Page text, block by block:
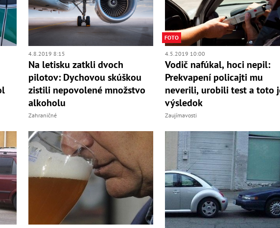
4.8.2019 8:15
Na letisku zatkli dvoch
pilotov: Dychovou skúškou
zistili nepovolené množstvo
alkoholu
Zahraničné
FOTO
4.5.2019 10:00
Vodič nafúkal, hoci nepil:
Prekvapení policajti mu
neverili, urobili test a toto
výsledok
Zaujímavosti